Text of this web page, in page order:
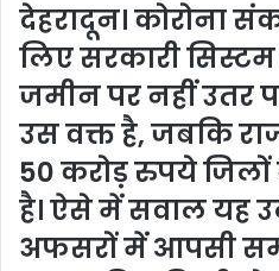
देहरादून। कोरोना
लिए सरकारी सिस्टम
जमीन पर नहीं उतर
उस वक्त है, जबकि
50 करोड़ रुपये
है। ऐसे में सवाल यह
अफसरों में आपसी